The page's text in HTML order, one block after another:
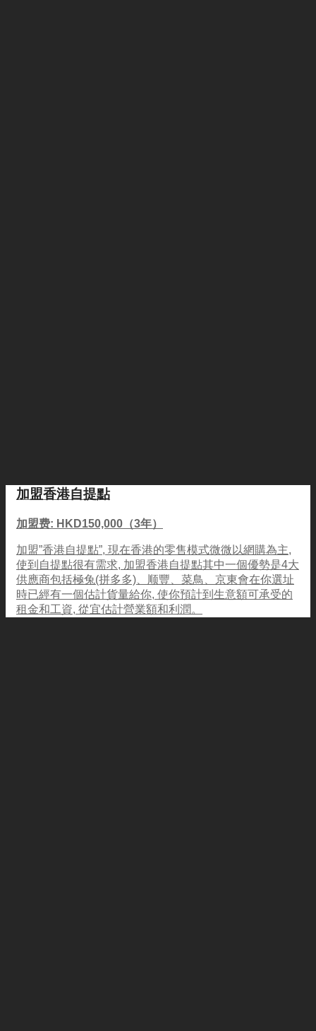
加盟香港自提點
加盟费: HKD150,000（3年）
加盟”香港自提點”, 現在香港的零售模式微微以網購為主,
使到自提點很有需求, 加盟香港自提點其中一個優勢是4大
供應商包括極兔(拼多多)、顺豐、菜鳥、京東會在你選址
時已經有一個估計貨量給你, 使你預計到生意額可承受的
租金和工資, 從宜估計營業額和利潤。